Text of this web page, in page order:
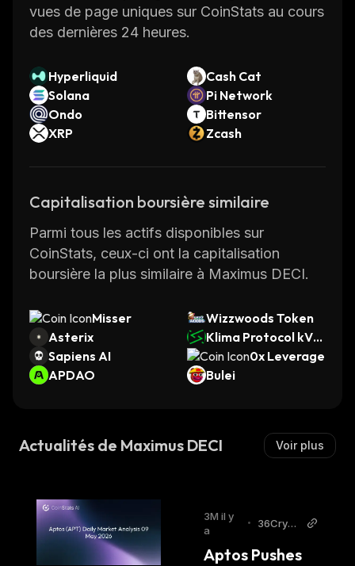
vues de page uniques sur CoinStats au cours
des dernières 24 heures.
Hyperliquid
Cash Cat
Solana
Pi Network
Ondo
Bittensor
XRP
Zcash
Capitalisation boursière similaire
Parmi tous les actifs disponibles sur
CoinStats, ceux-ci ont la capitalisation
boursière la plus similaire à Maximus DECI.
Misser
Wizzwoods Token
Asterix
Klima Protocol kVC
M
Sapiens AI
0x Leverage
APDAO
Bulei
Actualités de Maximus DECI Voir plus
3M il y
a
•
36Crypt
Aptos Pushes